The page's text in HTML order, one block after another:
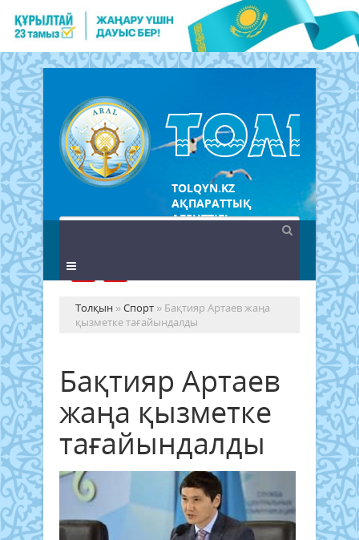
TOLQYN.KZ
АҚПАРАТТЫҚ
АГЕНТТІГІ
Толқын »Спорт » Бақтияр Артаев жаңа
қызметке тағайындалды
Бақтияр Артаев
жаңа қызметке
тағайындалды